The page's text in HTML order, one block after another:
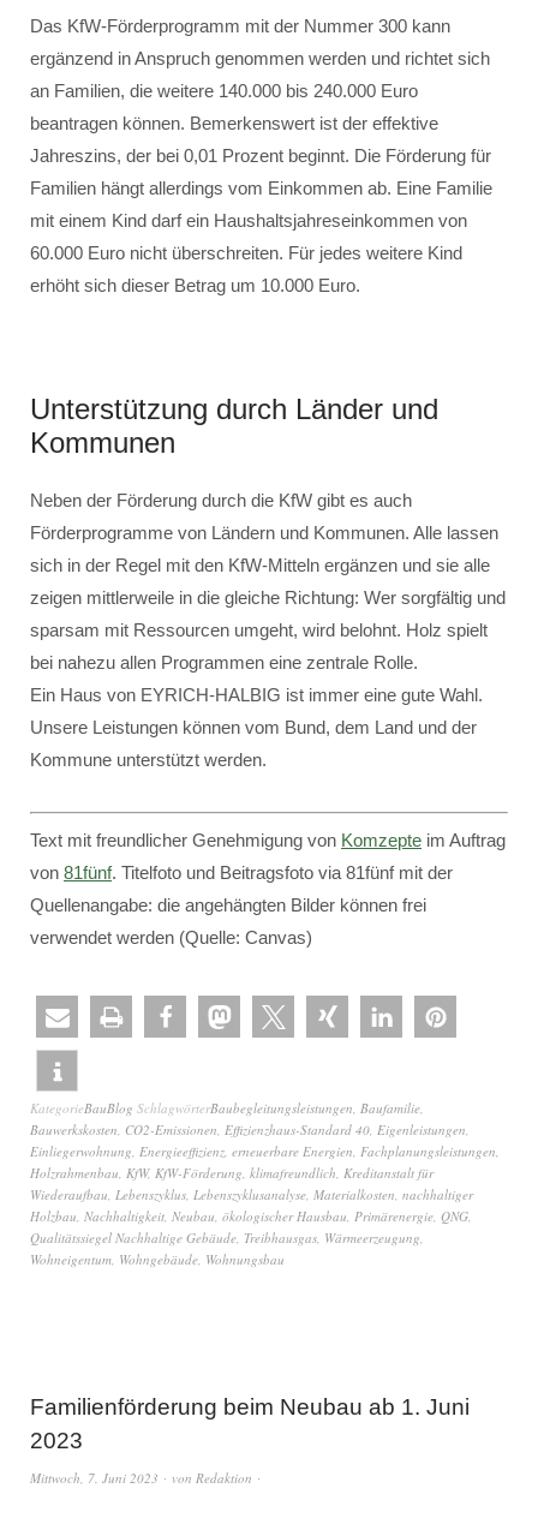
Das KfW-Förderprogramm mit der Nummer 300 kann
ergänzend in Anspruch genommen werden und richtet sich
an Familien, die weitere 140.000 bis 240.000 Euro
beantragen können. Bemerkenswert ist der effektive
Jahreszins, der bei 0,01 Prozent beginnt. Die Förderung für
Familien hängt allerdings vom Einkommen ab. Eine Familie
mit einem Kind darf ein Haushaltsjahreseinkommen von
60.000 Euro nicht überschreiten. Für jedes weitere Kind
erhöht sich dieser Betrag um 10.000 Euro.
Unterstützung durch Länder und
Kommunen
Neben der Förderung durch die KfW gibt es auch
Förderprogramme von Ländern und Kommunen. Alle lassen
sich in der Regel mit den KfW-Mitteln ergänzen und sie alle
zeigen mittlerweile in die gleiche Richtung: Wer sorgfältig und
sparsam mit Ressourcen umgeht, wird belohnt. Holz spielt
bei nahezu allen Programmen eine zentrale Rolle.
Ein Haus von EYRICH-HALBIG ist immer eine gute Wahl.
Unsere Leistungen können vom Bund, dem Land und der
Kommune unterstützt werden.
Text mit freundlicher Genehmigung von Komzepte im Auftrag
von 81fünf. Titelfoto und Beitragsfoto via 81fünf mit der
Quellenangabe: die angehängten Bilder können frei
verwendet werden (Quelle: Canvas)
KategorieBauBlog SchlagwörterBaubegleitungsleistungen, Baufamilie,
Bauwerkskosten, CO2-Emissionen, Effizienzhaus-Standard 40, Eigenleistungen,
Einliegerwohnung, Energieeffizienz, erneuerbare Energien, Fachplanungsleistungen,
Holzrahmenbau, KfW, KfW-Förderung, klimafreundlich, Kreditanstalt für
Wiederaufbau, Lebenszyklus, Lebenszyklusanalyse, Materialkosten, nachhaltiger
Holzbau, Nachhaltigkeit, Neubau, ökologischer Hausbau, Primärenergie, QNG,
Qualitätssiegel Nachhaltige Gebäude, Treibhausgas, Wärmeerzeugung,
Wohneigentum, Wohngebäude, Wohnungsbau
Familienförderung beim Neubau ab 1. Juni
2023
Mittwoch, 7. Juni 2023 von Redaktion